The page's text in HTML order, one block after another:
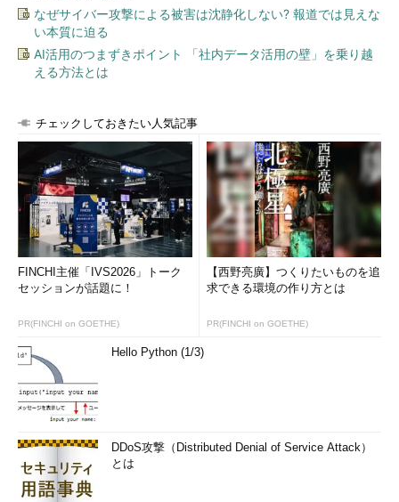
なぜサイバー攻撃による被害は沈静化しない? 報道では見えな
い本質に迫る
AI活用のつまずきポイント 「社内データ活用の壁」を乗り越
える方法とは
チェックしておきたい人気記事
FINCHI主催「IVS2026」トーク
セッションが話題に！
PR(FINCHI on GOETHE)
【西野亮廣】つくりたいものを追
求できる環境の作り方とは
PR(FINCHI on GOETHE)
Hello Python (1/3)
DDoS攻撃（Distributed Denial of Service Attack）
とは